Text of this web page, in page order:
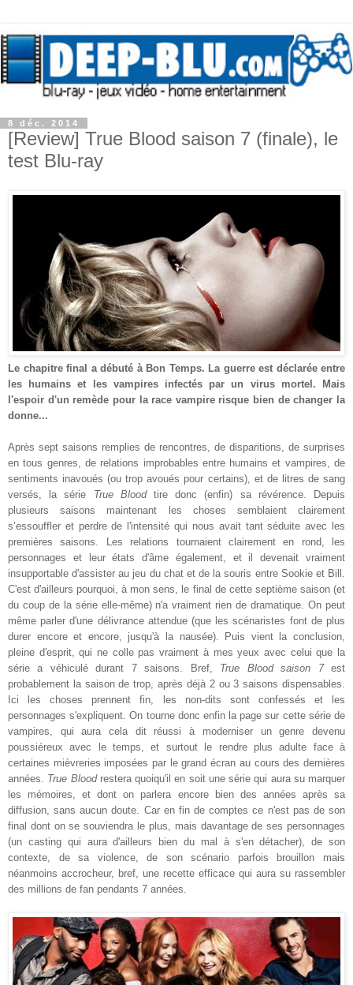
8 déc. 2014
[Review] True Blood saison 7 (finale), le
test Blu-ray
Le chapitre final a débuté à Bon Temps. La guerre est déclarée entre
les humains et les vampires infectés par un virus mortel. Mais
l'espoir d'un remède pour la race vampire risque bien de changer la
donne...
Après sept saisons remplies de rencontres, de disparitions, de surprises
en tous genres, de relations improbables entre humains et vampires, de
sentiments inavoués (ou trop avoués pour certains), et de litres de sang
versés, la série True Bloodtire donc (enfin) sa révérence. Depuis
plusieurs saisons maintenant les choses semblaient clairement
s’essouffler et perdre de l'intensité qui nous avait tant séduite avec les
premières saisons. Les relations tournaient clairement en rond, les
personnages et leur états d'âme également, et il devenait vraiment
insupportable d'assister au jeu du chat et de la souris entre Sookie et Bill.
C'est d'ailleurs pourquoi, à mon sens, le final de cette septième saison (et
du coup de la série elle-même) n'a vraiment rien de dramatique. On peut
même parler d'une délivrance attendue (que les scénaristes font de plus
durer encore et encore, jusqu'à la nausée). Puis vient la conclusion,
pleine d'esprit, qui ne colle pas vraiment à mes yeux avec celui que la
série a véhiculé durant 7 saisons. Bref, True Blood saison 7est
probablement la saison de trop, après déjà 2 ou 3 saisons dispensables.
Ici les choses prennent fin, les non-dits sont confessés et les
personnages s'expliquent. On tourne donc enfin la page sur cette série de
vampires, qui aura cela dit réussi à moderniser un genre devenu
poussiéreux avec le temps, et surtout le rendre plus adulte face à
certaines mièvreries imposées par le grand écran au cours des dernières
années. True Bloodrestera quoiqu'il en soit une série qui aura su marquer
les mémoires, et dont on parlera encore bien des années après sa
diffusion, sans aucun doute. Car en fin de comptes ce n'est pas de son
final dont on se souviendra le plus, mais davantage de ses personnages
(un casting qui aura d'ailleurs bien du mal à s'en détacher), de son
contexte, de sa violence, de son scénario parfois brouillon mais
néanmoins accrocheur, bref, une recette efficace qui aura su rassembler
des millions de fan pendants 7 années.